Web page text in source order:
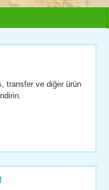
transfer ve diğer ürün